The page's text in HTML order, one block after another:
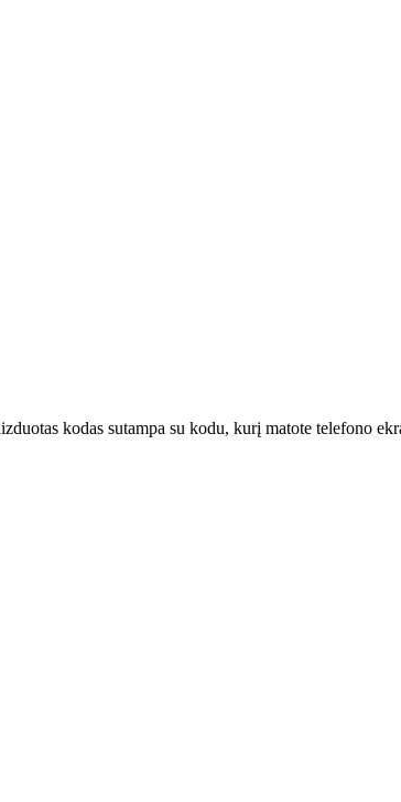
kodas sutampa su kodu, kurį matote telefono